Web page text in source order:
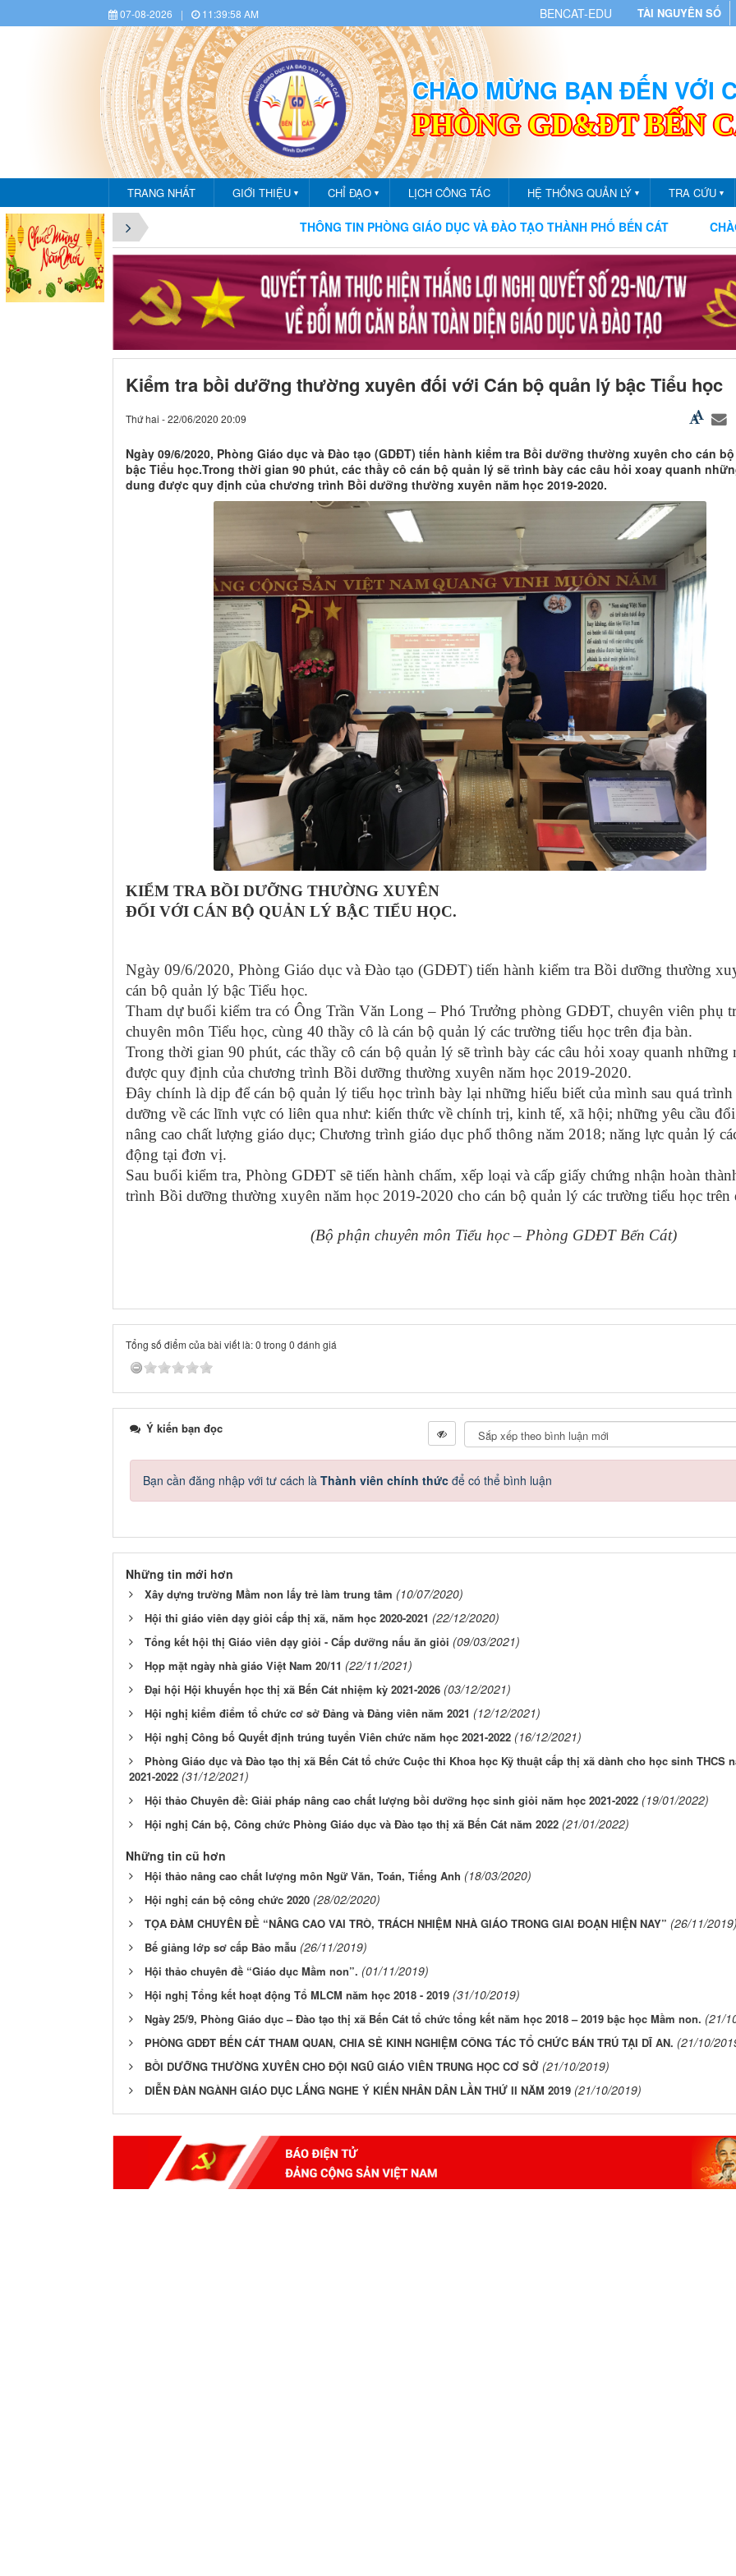
07-08-2026 | 11:39:59 AM BENCAT-EDU TÀI NGUYÊN SỐ
CHÀO MỪNG BẠN ĐẾN VỚI
PHÒNG GD&ĐT BẾN
TRANG NHẤT GIỚI THIỆU ▼ CHỈ ĐẠO ▼ LỊCH CÔNG TÁC HỆ THỐNG QUẢN LÝ ▼ TRA CỨU ▼
CHÀO MỪNG BẠN ĐẾN VỚI CỔNG THÔNG TIN PHÒNG GIÁO DỤC VÀ ĐÀO TẠO THÀNH PHỐ BẾN CÁT CHÀO MỪNG
Kiểm tra bồi dưỡng thường xuyên đối với Cán bộ quản lý bậc Tiểu học
Thứ hai - 22/06/2020 20:09
Ngày 09/6/2020, Phòng Giáo dục và Đào tạo (GDĐT) tiến hành kiểm tra Bồi dưỡng thường xuyên cho cán
bậc Tiểu học.Trong thời gian 90 phút, các thầy cô cán bộ quản lý sẽ trình bày các câu hỏi xoay quanh
dung được quy định của chương trình Bồi dưỡng thường xuyên năm học 2019-2020.
KIỂM TRA BỒI DƯỠNG THƯỜNG XUYÊN
ĐỐI VỚI CÁN BỘ QUẢN LÝ BẬC TIỂU HỌC.
Ngày 09/6/2020, Phòng Giáo dục và Đào tạo (GDĐT) tiến hành kiểm tra Bồi dưỡng thường
cán bộ quản lý bậc Tiểu học.
Tham dự buổi kiểm tra có Ông Trần Văn Long – Phó Trưởng phòng GDĐT, chuyên viên phụ
chuyên môn Tiểu học, cùng 40 thầy cô là cán bộ quản lý các trường tiểu học trên địa bàn.
Trong thời gian 90 phút, các thầy cô cán bộ quản lý sẽ trình bày các câu hỏi xoay quanh những
được quy định của chương trình Bồi dưỡng thường xuyên năm học 2019-2020.
Đây chính là dịp để cán bộ quản lý tiểu học trình bày lại những hiểu biết của mình sau quá
dưỡng về các lĩnh vực có liên qua như: kiến thức về chính trị, kinh tế, xã hội; những yêu cầu
nâng cao chất lượng giáo dục; Chương trình giáo dục phổ thông năm 2018; năng lực quản lý
động tại đơn vị.
Sau buổi kiểm tra, Phòng GDĐT sẽ tiến hành chấm, xếp loại và cấp giấy chứng nhận hoàn
trình Bồi dưỡng thường xuyên năm học 2019-2020 cho cán bộ quản lý các trường tiểu học trên
(Bộ phận chuyên môn Tiểu học – Phòng GDĐT Bến Cát)
Tổng số điểm của bài viết là: 0 trong 0 đánh giá
Ý kiến bạn đọc
Bạn cần đăng nhập với tư cách là Thành viên chính thức để có thể bình luận
Những tin mới hơn
Xây dựng trường Mầm non lấy trẻ làm trung tâm (10/07/2020)
Hội thi giáo viên dạy giỏi cấp thị xã, năm học 2020-2021 (22/12/2020)
Tổng kết hội thị Giáo viên dạy giỏi - Cấp dưỡng nấu ăn giỏi (09/03/2021)
Họp mặt ngày nhà giáo Việt Nam 20/11 (22/11/2021)
Đại hội Hội khuyến học thị xã Bến Cát nhiệm kỳ 2021-2026 (03/12/2021)
Hội nghị kiểm điểm tổ chức cơ sở Đảng và Đảng viên năm 2021 (12/12/2021)
Hội nghị Công bố Quyết định trúng tuyển Viên chức năm học 2021-2022 (16/12/2021)
Phòng Giáo dục và Đào tạo thị xã Bến Cát tổ chức Cuộc thi Khoa học Kỹ thuật cấp thị xã dành cho học sinh THCS
2021-2022 (31/12/2021)
Hội thảo Chuyên đề: Giải pháp nâng cao chất lượng bồi dưỡng học sinh giỏi năm học 2021-2022 (19/01/2022)
Hội nghị Cán bộ, Công chức Phòng Giáo dục và Đào tạo thị xã Bến Cát năm 2022 (21/01/2022)
Những tin cũ hơn
Hội thảo nâng cao chất lượng môn Ngữ Văn, Toán, Tiếng Anh (18/03/2020)
Hội nghị cán bộ công chức 2020 (28/02/2020)
TỌA ĐÀM CHUYÊN ĐỀ “NÂNG CAO VAI TRÒ, TRÁCH NHIỆM NHÀ GIÁO TRONG GIAI ĐOẠN HIỆN NAY” (26/11/2019)
Bế giảng lớp sơ cấp Bảo mẫu (26/11/2019)
Hội thảo chuyên đề “Giáo dục Mầm non”. (01/11/2019)
Hội nghị Tổng kết hoạt động Tổ MLCM năm học 2018 - 2019 (31/10/2019)
Ngày 25/9, Phòng Giáo dục – Đào tạo thị xã Bến Cát tổ chức tổng kết năm học 2018 – 2019 bậc học Mầm non. (21/
PHÒNG GDĐT BẾN CÁT THAM QUAN, CHIA SẺ KINH NGHIỆM CÔNG TÁC TỔ CHỨC BÁN TRÚ TẠI DĨ AN. (21/10/
BỒI DƯỠNG THƯỜNG XUYÊN CHO ĐỘI NGŨ GIÁO VIÊN TRUNG HỌC CƠ SỞ (21/10/2019)
DIỄN ĐÀN NGÀNH GIÁO DỤC LẮNG NGHE Ý KIẾN NHÂN DÂN LẦN THỨ II NĂM 2019 (21/10/2019)